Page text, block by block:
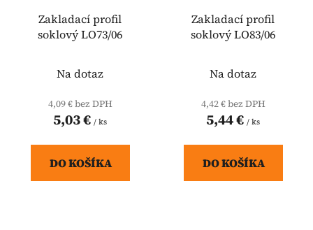
Zakladací profil
soklový LO73/06
Na dotaz
4,09 € bez DPH
5,03 € / ks
DO KOŠÍKA
Zakladací profil
soklový LO83/06
Na dotaz
4,42 € bez DPH
5,44 € / ks
DO KOŠÍKA